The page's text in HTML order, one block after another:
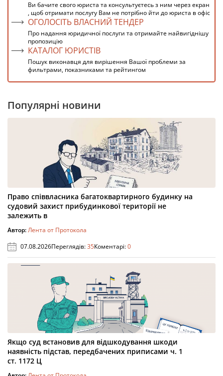
Ви бачите свого юриста та консультуєтесь з ним через екран
, щоб отримати послугу Вам не потрібно йти до юриста в офіс
ОГОЛОСІТЬ ВЛАСНИЙ ТЕНДЕР
Про надання юридичної послуги та отримайте найвигіднішу
пропозицію
КАТАЛОГ ЮРИСТІВ
Пошук виконавця для вирішення Вашої проблеми за
фильтрами, показниками та рейтингом
Популярні новини
Право співвласника багатоквартирного будинку на
судовий захист прибудинкової території не
залежить в
Автор:Лента от Протокола
07.08.2026Переглядів:35Коментарі:0
Якщо суд встановив для відшкодування шкоди
наявність підстав, передбачених приписами ч. 1
ст. 1172 Ц